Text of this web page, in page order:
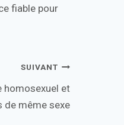
fiable pour
SUIVANT
homosexuel et
de même sexe